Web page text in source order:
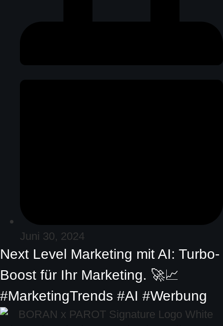
Juni 30, 2024
Next Level Marketing mit AI: Turbo-
Boost für Ihr Marketing. 🚀📈
#MarketingTrends #AI #Werbung